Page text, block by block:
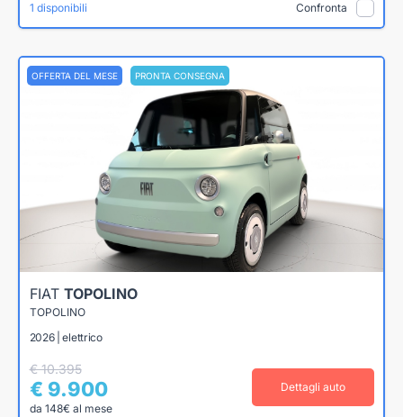
1 disponibili Confronta
OFFERTA DEL MESE PRONTA CONSEGNA
FIAT TOPOLINO
TOPOLINO
2026 | elettrico
€ 10.395
€ 9.900
da 148€ al mese
Dettagli auto